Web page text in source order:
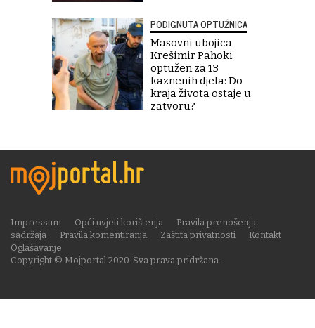
PODIGNUTA OPTUŽNICA
Masovni ubojica
Krešimir Pahoki
optužen za 13
kaznenih djela: Do
kraja života ostaje u
zatvoru?
Copyright © Mojportal 2020. Sva prava pridržana.
Impressum Opći uvjeti korištenja
Pravila prenošenja
sadržaja
Pravila komentiranja Zaštita privatnosti
Kontakt
Oglašavanje